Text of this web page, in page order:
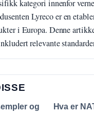
kategori innenfor
Lyreco er en
i Europa. Denne
relevante
og
Hva er